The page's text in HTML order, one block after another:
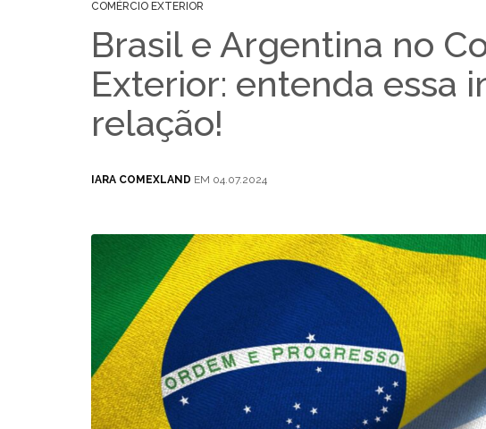
COMÉRCIO EXTERIOR
Brasil e Argentina no
Exterior: entenda essa
relação!
IARA COMEXLAND EM 04.07.2024